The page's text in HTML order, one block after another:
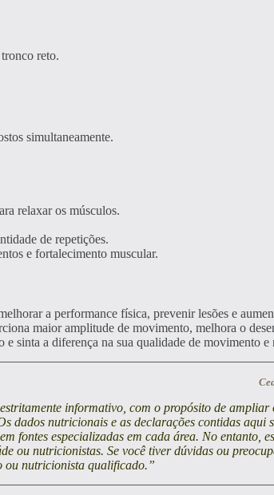
reto.
simultaneamente.
relaxar os músculos.
de repetições.
e fortalecimento muscular.
a performance física, prevenir lesões e
maior amplitude de movimento, melhora o
sinta a diferença na sua qualidade de movimento e
informativo, com o propósito de ampliar
dados nutricionais e as declarações contidas aqui
fontes especializadas em cada área. No entanto,
ou nutricionistas. Se você tiver dúvidas ou
ou nutricionista qualificado.”